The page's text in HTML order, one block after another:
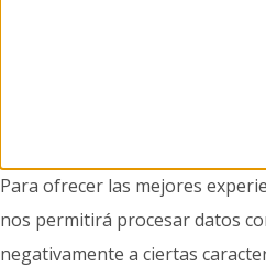
Para ofrecer las mejores
nos permitirá procesar datos
negativamente a ciertas